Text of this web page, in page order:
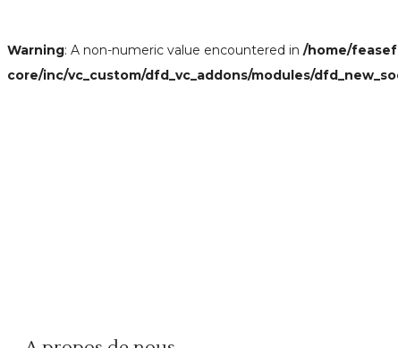
Warning: A non-numeric value encountered in /home/
core/inc/vc_custom/dfd_vc_addons/modules/